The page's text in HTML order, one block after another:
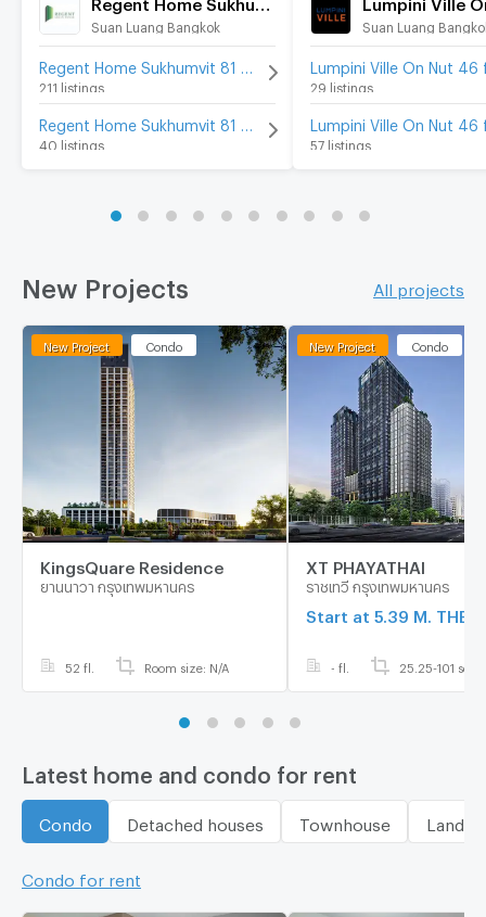
Suan Luang Bangkok
211 listings
40 listings
Suan Luang
29 listings
57 listings
New Projects All projects
New Project Condo
KingsQuare Residence
ยานนาวา กรุงเทพมหานคร
52 fl. Room size: N/A
New Project Condo
XT PHAYATHAI
ราชเทวี กรุงเทพมหานคร
Start at 5.39 M. THB
- fl. 25.25-101
Latest home and condo for rent
Condo Detached houses Townhouse Land
Condo for rent